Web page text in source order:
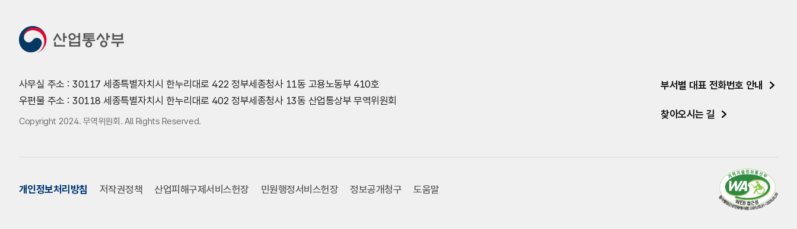
사무실 주소 : 30117 세종특별자치시 한누리대로 422 정부세종청사 11동 고용노동부 410호
우편물 주소 : 30118 세종특별자치시 한누리대로 402 정부세종청사 13동 산업통상부 무역위원회
Copyright 2024. 무역위원회. All Rights Reserved.
부서별 대표 전화번호 안내
찾아오시는 길
개인정보처리방침 저작권정책 산업피해구제서비스헌장 민원행정서비스헌장 정보공개청구 도움말